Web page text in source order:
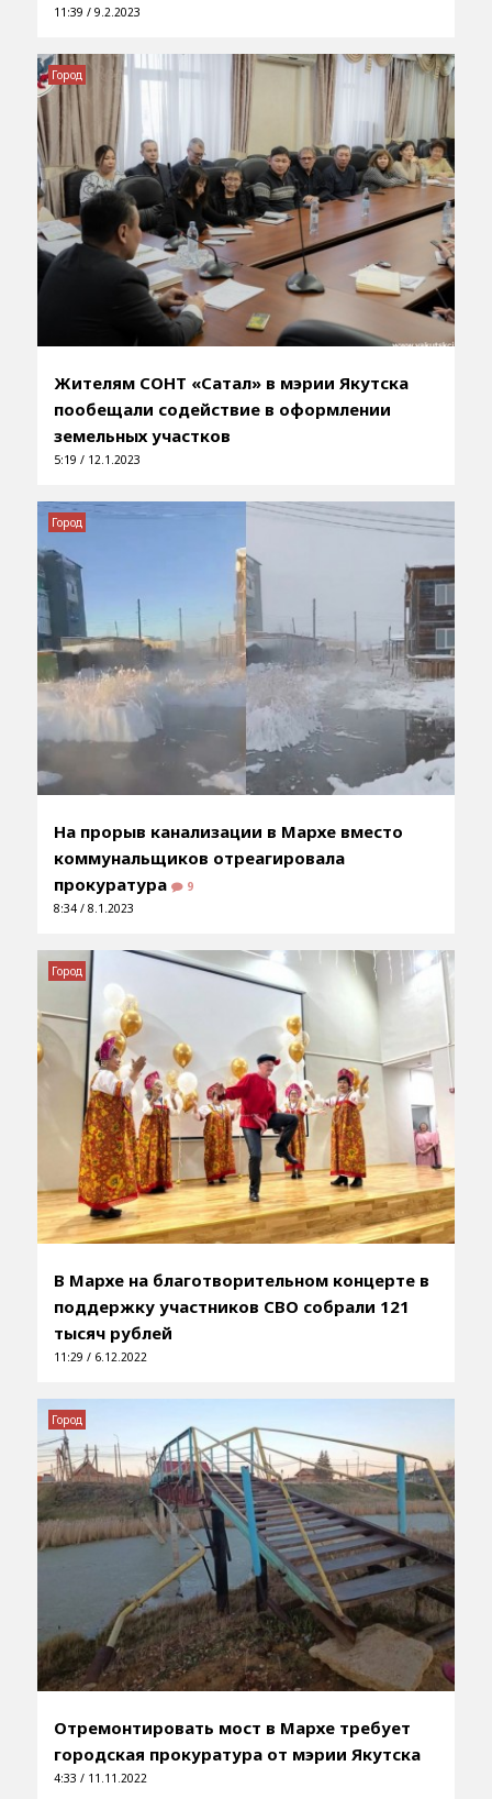
11:39 / 9.2.2023
Жителям СОНТ «Сатал» в мэрии Якутска
пообещали содействие в оформлении
земельных участков
5:19 / 12.1.2023
Город
На прорыв канализации в Мархе вместо
коммунальщиков отреагировала
прокуратура
9
8:34 / 8.1.2023
Город
В Мархе на благотворительном концерте в
поддержку участников СВО собрали 121
тысяч рублей
11:29 / 6.12.2022
Город
Отремонтировать мост в Мархе требует
городская прокуратура от мэрии Якутска
4:33 / 11.11.2022
Город